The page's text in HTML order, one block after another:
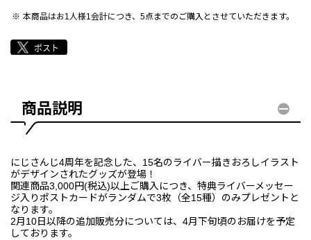
本商品はお1人様1会計につき、5点までのご購入とさせていただきます。
商品説明
にじさんじ4周年を記念した、15名のライバー描きおろしイラスト
がデザインされたグッズが登場！
関連商品3,000円(税込)以上ご購入につき、特典ライバーメッセー
ジ入りポストカードがランダムで3枚（全15種）のみプレゼントと
なります。
2月10日以降の追加販売分については、4月下旬頃のお届けを予定
しております。